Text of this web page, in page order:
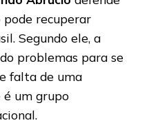
recuperar
Segundo ele, a
problemas para se
falta de uma
é um grupo